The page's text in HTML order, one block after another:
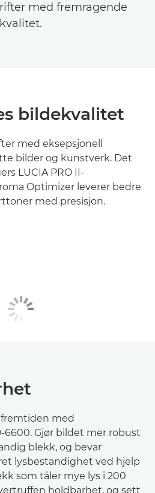
med fremragende
kvalitet.
bildekvalitet
med eksepsjonell
bilder og kunstverk. Det
LUCIA PRO II-
Optimizer leverer bedre
med presisjon.
med
6600. Gjør bildet mer robust
blekk, og bevar
lysbestandighet ved hjelp
som tåler mye lys i 200
holdbarhet, og sett